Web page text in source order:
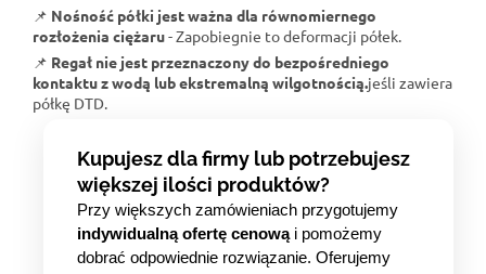
📌 Nośność półki jest ważna dla równomiernego
rozłożenia ciężaru- Zapobiegnie to deformacji półek.
📌 Regał nie jest przeznaczony do bezpośredniego
kontaktu z wodą lub ekstremalną wilgotnością.jeśli zawiera
półkę DTD.
Kupujesz dla firmy lub potrzebujesz
większej ilości produktów?
Przy większych zamówieniach przygotujemy
indywidualną ofertę cenowąi pomożemy
dobrać odpowiednie rozwiązanie. Oferujemy